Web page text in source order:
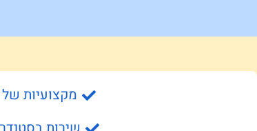
מקצועיות של